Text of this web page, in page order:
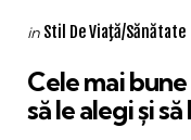
Categories
Posted
in Stil De Viaţă/Sănătate
Cele mai
să le alegi și